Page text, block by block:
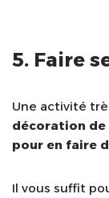
5. Faire
Une activité
décoration de
pour en faire
Il vous suffit